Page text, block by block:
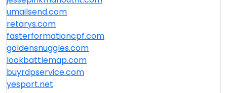
umailsend.com
retarys.com
fasterformationcpf.com
goldensnuggles.com
lookbattlemap.com
buyrdpservice.com
yesport.net